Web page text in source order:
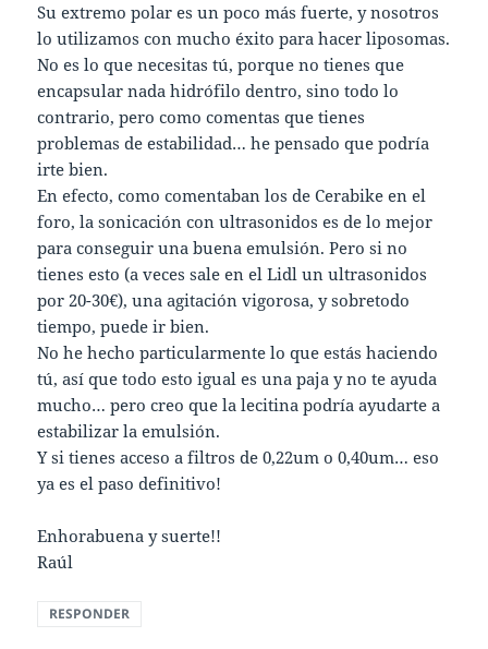
Su extremo polar es un poco más fuerte, y nosotros
lo utilizamos con mucho éxito para hacer liposomas.
No es lo que necesitas tú, porque no tienes que
encapsular nada hidrófilo dentro, sino todo lo
contrario, pero como comentas que tienes
problemas de estabilidad… he pensado que podría
irte bien.
En efecto, como comentaban los de Cerabike en el
foro, la sonicación con ultrasonidos es de lo mejor
para conseguir una buena emulsión. Pero si no
tienes esto (a veces sale en el Lidl un ultrasonidos
por 20-30€), una agitación vigorosa, y sobretodo
tiempo, puede ir bien.
No he hecho particularmente lo que estás haciendo
tú, así que todo esto igual es una paja y no te ayuda
mucho… pero creo que la lecitina podría ayudarte a
estabilizar la emulsión.
Y si tienes acceso a filtros de 0,22um o 0,40um… eso
ya es el paso definitivo!
Enhorabuena y suerte!!
Raúl
RESPONDER